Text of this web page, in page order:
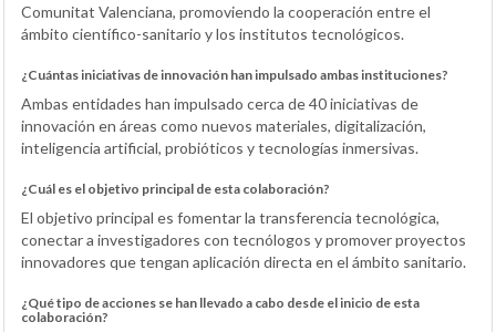
Comunitat Valenciana, promoviendo la cooperación entre el
ámbito científico-sanitario y los institutos tecnológicos.
¿Cuántas iniciativas de innovación han impulsado ambas instituciones?
Ambas entidades han impulsado cerca de 40 iniciativas de
innovación en áreas como nuevos materiales, digitalización,
inteligencia artificial, probióticos y tecnologías inmersivas.
¿Cuál es el objetivo principal de esta colaboración?
El objetivo principal es fomentar la transferencia tecnológica,
conectar a investigadores con tecnólogos y promover proyectos
innovadores que tengan aplicación directa en el ámbito sanitario.
¿Qué tipo de acciones se han llevado a cabo desde el inicio de esta
colaboración?